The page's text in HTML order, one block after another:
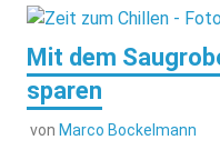
Mit dem
sparen
von Marco Bockelmann